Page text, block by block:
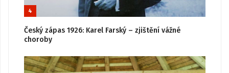
4
Český zápas 1926: Karel Farský – zjištění vážné
choroby